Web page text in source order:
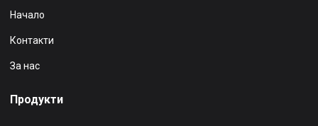
Начало
Контакти
За нас
Продукти